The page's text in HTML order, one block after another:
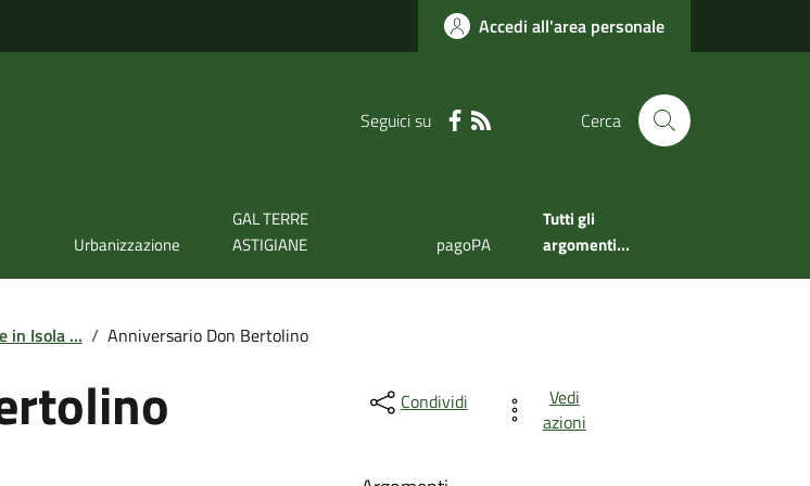
Accedi all'area personale
Seguici su Cerca
Urbanizzazione
GAL TERRE
ASTIGIANE
pagoPA
Tutti gli
argomenti...
in Isola ... / Anniversario Don Bertolino
Condividi
Vedi
azioni